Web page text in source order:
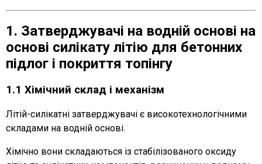
1. Затверджувачі на водній основі на
основі силікату літію для бетонних
підлог і покриття топінгу
1.1 Хімічний склад і механізм
Літій-силікатні затверджувачі є високотехнологічними
складами на водній основі.
Хімічно вони складаються із стабілізованого оксиду